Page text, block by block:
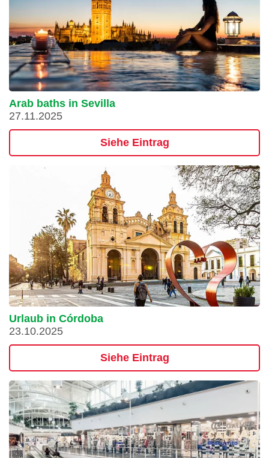
Arab baths in Sevilla
27.11.2025
Siehe Eintrag
Urlaub in Córdoba
23.10.2025
Siehe Eintrag